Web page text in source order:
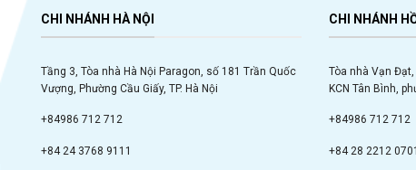
CHI NHÁNH HÀ NỘI
Tầng 3, Tòa nhà Hà Nội Paragon, số 181 Trần Quốc
Vượng, Phường Cầu Giấy, TP. Hà Nội
+84986 712 712
+84 24 3768 9111
CHI NHÁNH
Tòa nhà Vạn Đạt,
KCN Tân Bình,
+84986 712 712
+84 28 2212 0701